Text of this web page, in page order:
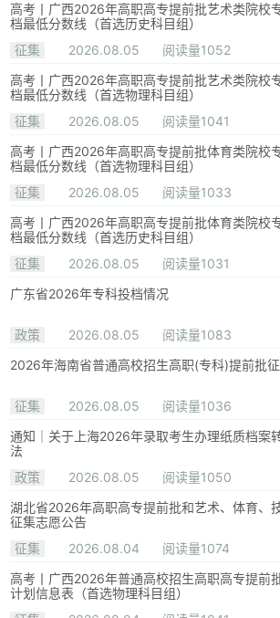
高考丨广西2026年高职高专提前批艺术类院校
档最低分数线（首选历史科目组）
征集
2026.08.05
阅读量1052
高考丨广西2026年高职高专提前批艺术类院校
档最低分数线（首选物理科目组）
征集
2026.08.05
阅读量1041
高考丨广西2026年高职高专提前批体育类院校
档最低分数线（首选物理科目组）
征集
2026.08.05
阅读量1033
高考丨广西2026年高职高专提前批体育类院校
档最低分数线（首选历史科目组）
征集
2026.08.05
阅读量1031
广东省2026年专科投档情况
政策 2026.08.05
阅读量1083
2026年海南省普通高校招生高职(专科)提前批
征集 2026.08.05
阅读量1036
通知｜关于上海2026年录取考生办理纸质档案
法
政策
2026.08.05
阅读量1050
湖北省2026年高职高专提前批和艺术、体育、
征集志愿公告
征集
2026.08.04
阅读量1074
高考丨广西2026年普通高校招生高职高专提前
计划信息表（首选物理科目组）